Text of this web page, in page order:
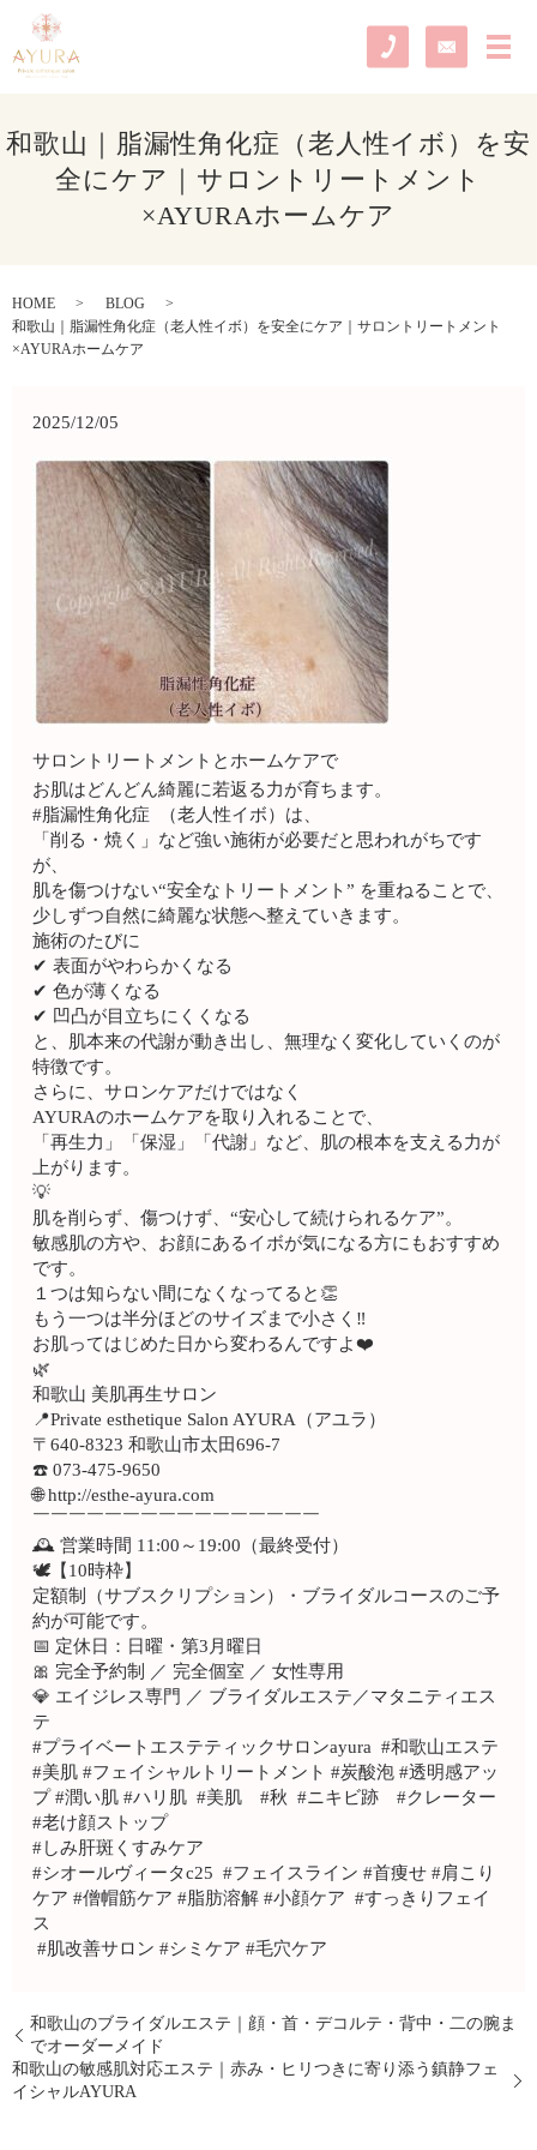
メ
和歌山｜脂漏性角化症（老人性イボ）を安
全にケア｜サロントリートメント
×AYURAホームケア
HOME
BLOG
和歌山｜脂漏性角化症（老人性イボ）を安全にケア｜サロントリートメント
×AYURAホームケア
2025/12/05
サロントリートメントとホームケアで
お肌はどんどん綺麗に若返る力が育ちます。
#脂漏性角化症 （老人性イボ）は、
「削る・焼く」など強い施術が必要だと思われがちです
が、
肌を傷つけない“安全なトリートメント” を重ねることで、
少しずつ自然に綺麗な状態へ整えていきます。
施術のたびに
✔︎ 表面がやわらかくなる
✔︎ 色が薄くなる
✔︎ 凹凸が目立ちにくくなる
と、肌本来の代謝が動き出し、無理なく変化していくのが
特徴です。
さらに、サロンケアだけではなく
AYURAのホームケアを取り入れることで、
「再生力」「保湿」「代謝」など、肌の根本を支える力が
上がります。
💡
肌を削らず、傷つけず、“安心して続けられるケア”。
敏感肌の方や、お顔にあるイボが気になる方にもおすすめ
です。
１つは知らない間になくなってると👏
もう一つは半分ほどのサイズまで小さく‼️
お肌ってはじめた日から変わるんですよ❤️
🌿
和歌山 美肌再生サロン
📍Private esthetique Salon AYURA（アユラ）
〒640-8323 和歌山市太田696-7
☎️ 073-475-9650
🌐 http://esthe-ayura.com
￣￣￣￣￣￣￣￣￣￣￣￣￣￣￣￣
🕰 営業時間 11:00～19:00（最終受付）
🕊【10時枠】
定額制（サブスクリプション）・ブライダルコースのご予
約が可能です。
📅 定休日：日曜・第3月曜日
🎀 完全予約制 ／ 完全個室 ／ 女性専用
💎 エイジレス専門 ／ ブライダルエステ／マタニティエス
テ
#プライベートエステティックサロンayura #和歌山エステ
#美肌 #フェイシャルトリートメント #炭酸泡 #透明感アッ
プ #潤い肌 #ハリ肌 #美肌 #秋 #ニキビ跡 #クレーター
#老け顔ストップ
#しみ肝斑くすみケア
#シオールヴィータc25 #フェイスライン #首痩せ #肩こり
ケア #僧帽筋ケア #脂肪溶解 #小顔ケア #すっきりフェイ
ス
#肌改善サロン #シミケア #毛穴ケア
和歌山のブライダルエステ｜顔・首・デコルテ・背中・二の腕ま
でオーダーメイド
和歌山の敏感肌対応エステ｜赤み・ヒリつきに寄り添う鎮静フェ
イシャルAYURA